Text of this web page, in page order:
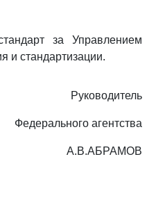
за Управлением
и стандартизации.
Руководитель
Федерального агентства
А.В.АБРАМОВ